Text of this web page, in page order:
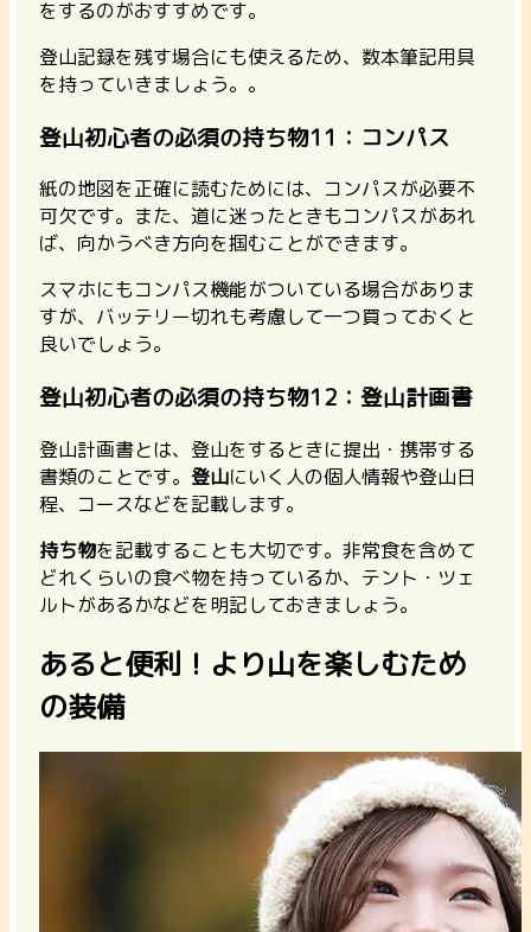
をするのがおすすめです。
登山記録を残す場合にも使えるため、数本筆記用具
を持っていきましょう。。
登山初心者の必須の持ち物11：コンパス
紙の地図を正確に読むためには、コンパスが必要不
可欠です。また、道に迷ったときもコンパスがあれ
ば、向かうべき方向を掴むことができます。
スマホにもコンパス機能がついている場合がありま
すが、バッテリー切れも考慮して一つ買っておくと
良いでしょう。
登山初心者の必須の持ち物12：登山計画書
登山計画書とは、登山をするときに提出・携帯する
書類のことです。 登山にいく人の個人情報や登山日
程、コースなどを記載します。
持ち物を記載することも大切です。非常食を含めて
どれくらいの食べ物を持っているか、テント・ツェ
ルトがあるかなどを明記しておきましょう。
あると便利！より山を楽しむため
の装備